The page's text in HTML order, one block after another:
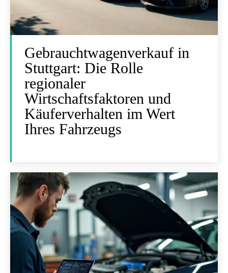
Gebrauchtwagenverkauf in
Stuttgart: Die Rolle
regionaler
Wirtschaftsfaktoren und
Käuferverhalten im Wert
Ihres Fahrzeugs